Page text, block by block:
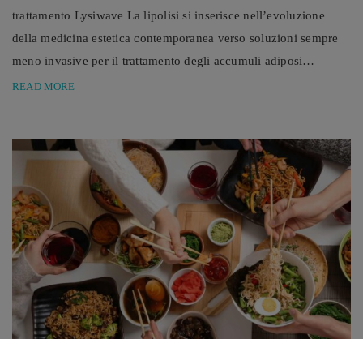
trattamento Lysiwave La lipolisi si inserisce nell’evoluzione
della medicina estetica contemporanea verso soluzioni sempre
meno invasive per il trattamento degli accumuli adiposi
localizzati e delle alterazioni della qualità della pelle, tra cui
contemporaneo non è più orientato a modificare i tratti distintivi
di una persona, ...
READ MORE